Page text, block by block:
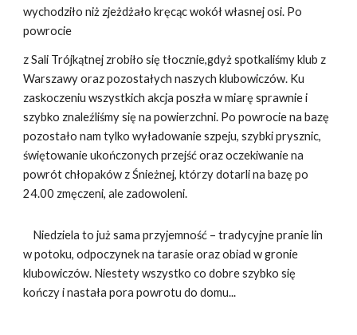
wychodziło niż zjeżdżało kręcąc wokół własnej osi. Po
powrocie
z Sali Trójkątnej zrobiło się tłocznie,gdyż spotkaliśmy klub z
Warszawy oraz pozostałych naszych klubowiczów. Ku
zaskoczeniu wszystkich akcja poszła w miarę sprawnie i
szybko znaleźliśmy się na powierzchni. Po powrocie na bazę
pozostało nam tylko wyładowanie szpeju, szybki prysznic,
świętowanie ukończonych przejść oraz oczekiwanie na
powrót chłopaków z Śnieżnej, którzy dotarli na bazę po
24.00 zmęczeni, ale zadowoleni.
Niedziela to już sama przyjemność – tradycyjne pranie lin
w potoku, odpoczynek na tarasie oraz obiad w gronie
klubowiczów. Niestety wszystko co dobre szybko się
kończy i nastała pora powrotu do domu...